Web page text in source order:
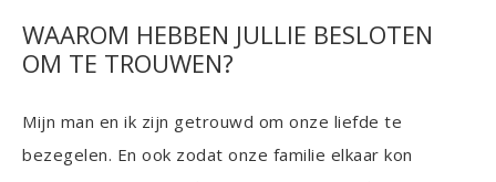
WAAROM HEBBEN JULLIE BESLOTEN
OM TE TROUWEN?
Mijn man en ik zijn getrouwd om onze liefde te
bezegelen. En ook zodat onze familie elkaar kon